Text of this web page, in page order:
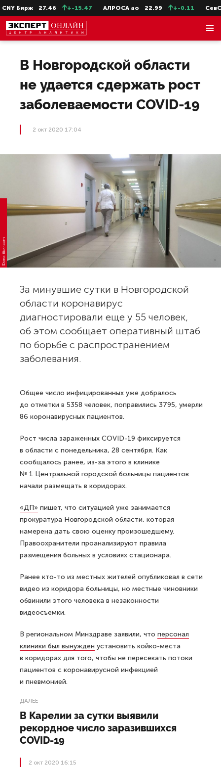
Бирж 27.46 +-15.47 АЛРОСА ао 22.99 +-0.11
В Новгородской области
не удается сдержать рост
заболеваемости COVID-19
2 окт 2020 17:04
Фото: flickr.com
За минувшие сутки в Новгородской
области коронавирус
диагностировали еще у 55 человек,
об этом сообщает оперативный штаб
по борьбе с распространением
заболевания.
Общее число инфицированных уже добралось
до отметки в 5358 человек, поправились 3795, умерли
86 коронавирусных пациентов.
Рост числа зараженных COVID-19 фиксируется
в области с понедельника, 28 сентября. Как
сообщалось ранее, из-за этого в клинике
№ 1 Центральной городской больницы пациентов
начали размещать в коридорах.
«ДП» пишет, что ситуацией уже занимается
прокуратура Новгородской области, которая
намерена дать свою оценку произошедшему.
Правоохранители проанализируют правила
размещения больных в условиях стационара.
Ранее кто-то из местных жителей опубликовал в сети
видео из коридора больницы, но местные чиновники
обвинили этого человека в незаконности
видеосъемки.
В региональном Минздраве заявили, что персонал
клиники был вынужден установить койко-места
в коридорах для того, чтобы не пересекать потоки
пациентов с коронавирусной инфекцией
и пневмонией.
ДАЛЕЕ
В Карелии за сутки выявили
рекордное число заразившихся
COVID-19
2 окт 2020 16:15